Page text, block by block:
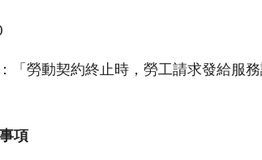
「勞動契約終止時，勞工請求發給服
項